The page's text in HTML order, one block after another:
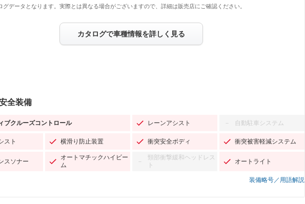
データとなります。実際とは異なる場合がございますので、詳細は販売店にご確認ください。
カタログで車種情報を詳しく見る
全装備
ブクルーズコントロール レーンアシスト － 自動駐車システム
スト 横滑り防止装置 衝突安全ボディ 衝突被害軽減システム
スソナー
オートマチックハイビー
ム
－
頸部衝撃緩和ヘッドレス
ト
オートライト
装備略号／用語解説